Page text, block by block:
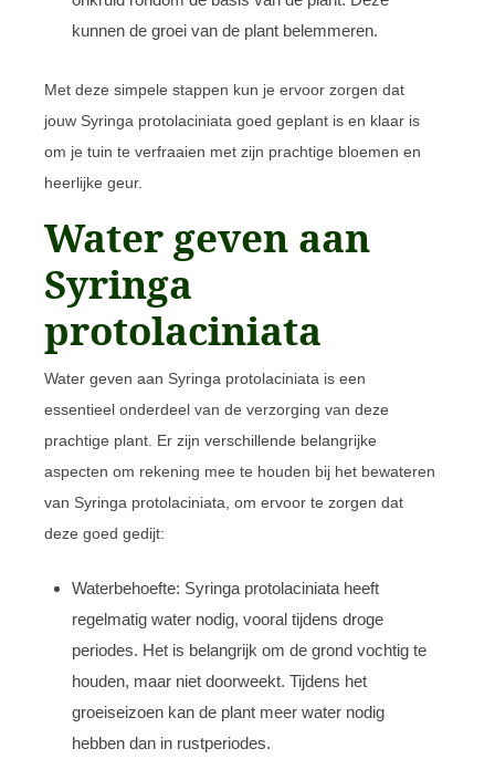
kunnen de groei van de plant belemmeren.
Met deze simpele stappen kun je ervoor zorgen dat
jouw Syringa protolaciniata goed geplant is en klaar is
om je tuin te verfraaien met zijn prachtige bloemen en
heerlijke geur.
Water geven aan
Syringa
protolaciniata
Water geven aan Syringa protolaciniata is een
essentieel onderdeel van de verzorging van deze
prachtige plant. Er zijn verschillende belangrijke
aspecten om rekening mee te houden bij het bewateren
van Syringa protolaciniata, om ervoor te zorgen dat
deze goed gedijt:
Waterbehoefte: Syringa protolaciniata heeft
regelmatig water nodig, vooral tijdens droge
periodes. Het is belangrijk om de grond vochtig te
houden, maar niet doorweekt. Tijdens het
groeiseizoen kan de plant meer water nodig
hebben dan in rustperiodes.